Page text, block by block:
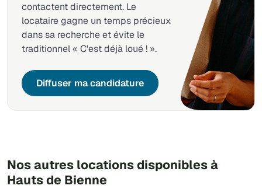
contactent directement. Le
locataire gagne un temps précieux
dans sa recherche et évite le
traditionnel « C'est déjà loué ! ».
Diffuser ma candidature
Nos autres locations disponibles à
Hauts de Bienne